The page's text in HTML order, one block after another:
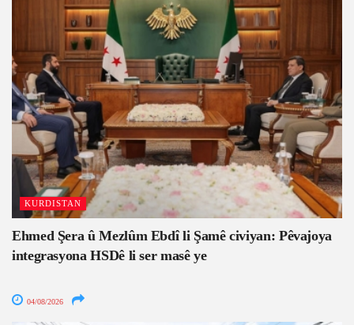
KURDISTAN
Ehmed Şera û Mezlûm Ebdî li Şamê civiyan: Pêvajoya
integrasyona HSDê li ser masê ye
04/08/2026